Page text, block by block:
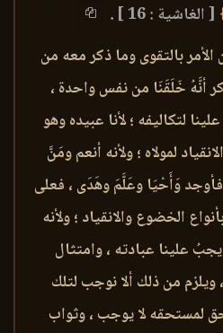
[ الغاشية : 16 ]
.
الأمر بالتقوى وما ذكر معه من
أنَّهُ خَلَقَنَا من نفس واحدة ،
لتكاليفه ؛ لأنا عبيده وهو
لمولاه ؛ ولأنه أنعم ومَنَّ
فأوجد وَأَحْيَا وعَلَّمَ وهَدَى ، فعلى
الخضوع والانقياد ؛ ولأنه
علينا عبادته ، وامتثال
ويلزم من ذلك ألا نوجب لتلك
لمستحقه لا يوجب ، وثواب